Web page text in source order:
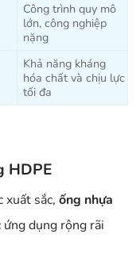
Công trình quy mô
lớn, công nghiệp
nặng
Khả năng kháng
hóa chất và chịu lực
tối đa
HDPE
xuất sắc, ống nhựa
ứng dụng rộng rãi